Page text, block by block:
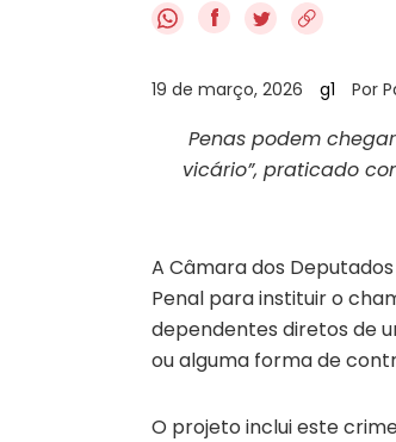
f
19 de março, 2026 g1 Por
Penas podem
vicário”, praticado
A Câmara dos
Penal para instituir o
dependentes diretos de
ou alguma forma de
O projeto inclui este